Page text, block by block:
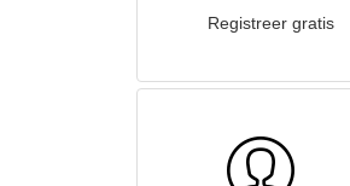
Registreer gratis